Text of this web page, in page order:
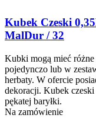
Kubek Czeski
MalDur / 32
Kubki mogą mieć różne
pojedynczo lub w
herbaty. W ofercie
dekoracji. Kubek czeski
pękatej baryłki.
Na zamówienie